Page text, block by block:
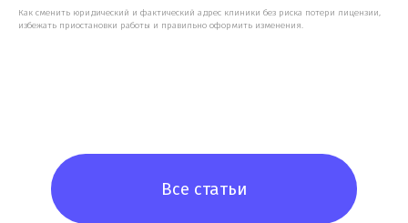
Как сменить юридический и фактический адрес клиники без риска потери лицензии,
избежать приостановки работы и правильно оформить изменения.